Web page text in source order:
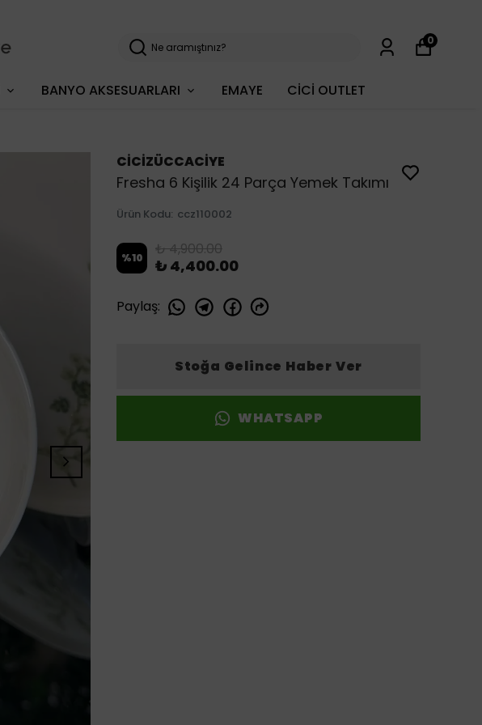
BANYO AKSESUARLARI EMAYE CİCİ OUTLET
0
CİCİZÜCCACİYE
Fresha 6 Kişilik 24 Parça Yemek Takımı
Ürün Kodu: ccz110002
%10 ₺ 4,900.00
₺ 4,400.00
Paylaş:
Stoğa Gelince Haber Ver
WHATSAPP